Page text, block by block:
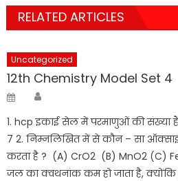
RELATED ARTICLES
Uncategorized
12th Chemistry Model Set 4
Posted
1. hcp इकाई सेल में परमाणुओं की
7 2. निम्नलिखित में से कौन – सा
करता है ? (A) CrO2 (B) MnO2 (C)
जल का क्वथनांक कम हो जाता है, क्योंकि